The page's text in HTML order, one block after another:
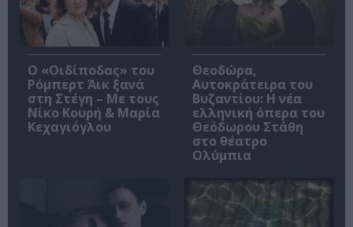
O «Οιδίποδας» του
Ρόμπερτ Άικ ξανά
στη Στέγη – Με τους
Νίκο Κουρή & Μαρία
Κεχαγιόγλου
Θεοδώρα,
Αυτοκράτειρα του
Βυζαντίου: Η νέα
ελληνική όπερα του
Θεόδωρου Στάθη
στο θέατρο
Ολύμπια